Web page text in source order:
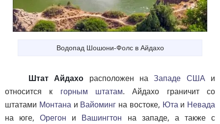
Водопад Шошони-Фолс в Айдахо
Штат Айдахо расположен наЗападе СШАи
относится к горным штатам. Айдахо граничит со
штатами Монтанаи Вайоминг на востоке, Ютаи Невада
на юге,Орегон и Вашингтон на западе, а также с